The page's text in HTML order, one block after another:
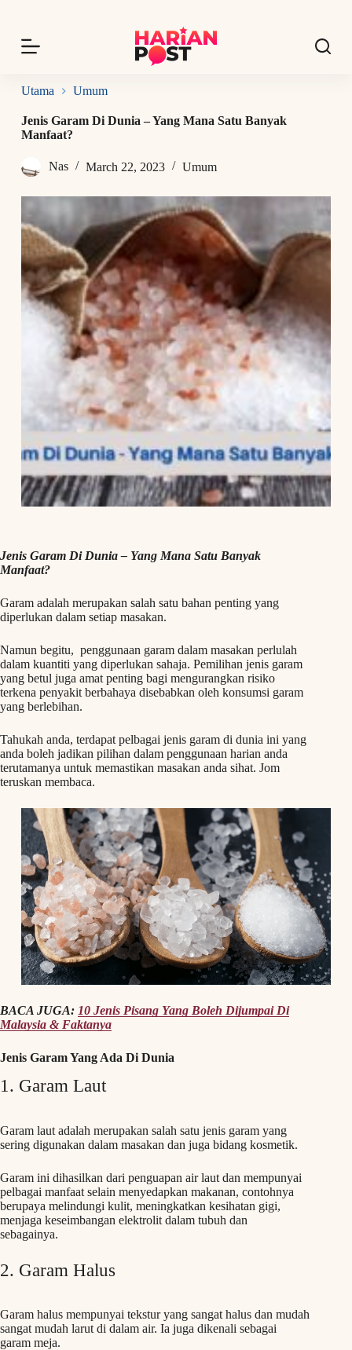
p
o
n
n
Utama Umum
Jenis Garam Di Dunia – Yang Mana Satu Banyak
Manfaat?
Nas March 22, 2023 Umum
Jenis Garam Di Dunia – Yang Mana Satu Banyak
Manfaat?
Garam adalah merupakan salah satu bahan penting yang
diperlukan dalam setiap masakan.
Namun begitu, penggunaan garam dalam masakan perlulah
dalam kuantiti yang diperlukan sahaja. Pemilihan jenis garam
yang betul juga amat penting bagi mengurangkan risiko
terkena penyakit berbahaya disebabkan oleh konsumsi garam
yang berlebihan.
Tahukah anda, terdapat pelbagai jenis garam di dunia ini yang
anda boleh jadikan pilihan dalam penggunaan harian anda
terutamanya untuk memastikan masakan anda sihat. Jom
teruskan membaca.
BACA JUGA: 10 Jenis Pisang Yang Boleh Dijumpai Di
Malaysia & Faktanya
Jenis Garam Yang Ada Di Dunia
1. Garam Laut
Garam laut adalah merupakan salah satu jenis garam yang
sering digunakan dalam masakan dan juga bidang kosmetik.
Garam ini dihasilkan dari penguapan air laut dan mempunyai
pelbagai manfaat selain menyedapkan makanan, contohnya
berupaya melindungi kulit, meningkatkan kesihatan gigi,
menjaga keseimbangan elektrolit dalam tubuh dan
sebagainya.
2. Garam Halus
Garam halus mempunyai tekstur yang sangat halus dan mudah
sangat mudah larut di dalam air. Ia juga dikenali sebagai
garam meja.